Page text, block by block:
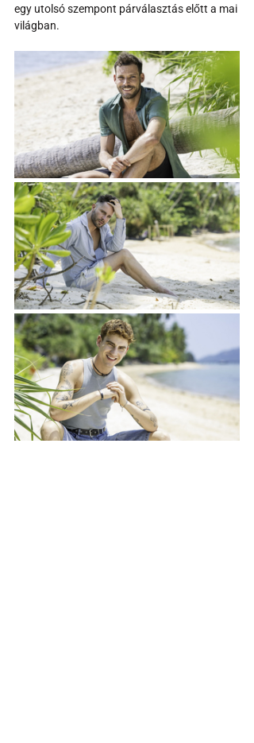
egy utolsó szempont párválasztás előtt a mai
világban.